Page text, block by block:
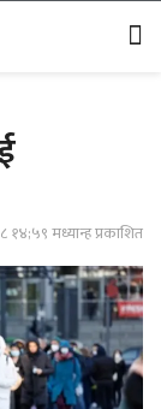
मध्यान्ह प्रकाशित